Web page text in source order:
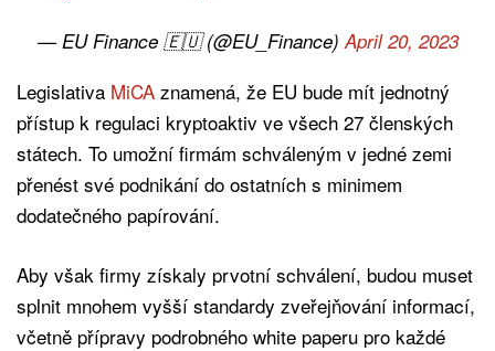
— EU Finance 🇪🇺 (@EU_Finance) April 20, 2023
Legislativa MiCA znamená, že EU bude mít jednotný
přístup k regulaci kryptoaktiv ve všech 27 členských
státech. To umožní firmám schváleným v jedné zemi
přenést své podnikání do ostatních s minimem
dodatečného papírování.
Aby však firmy získaly prvotní schválení, budou muset
splnit mnohem vyšší standardy zveřejňování informací,
včetně přípravy podrobného white paperu pro každé